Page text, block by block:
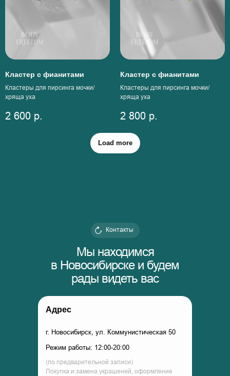
Кластер с фианитами
Кластеры для пирсинга мочки/
хряща уха
2 600 р.
Кластер с фианитами
Кластеры для пирсинга мочки/
хряща уха
2 800 р.
Load more
Мы находимся
в Новосибирске и будем
рады видеть вас
Контакты
Адрес
г. Новосибирск, ул. Коммунистическая 50
Режим работы: 12:00-20:00
(по предварительной записи)
Покупка и замена украшений, оформление